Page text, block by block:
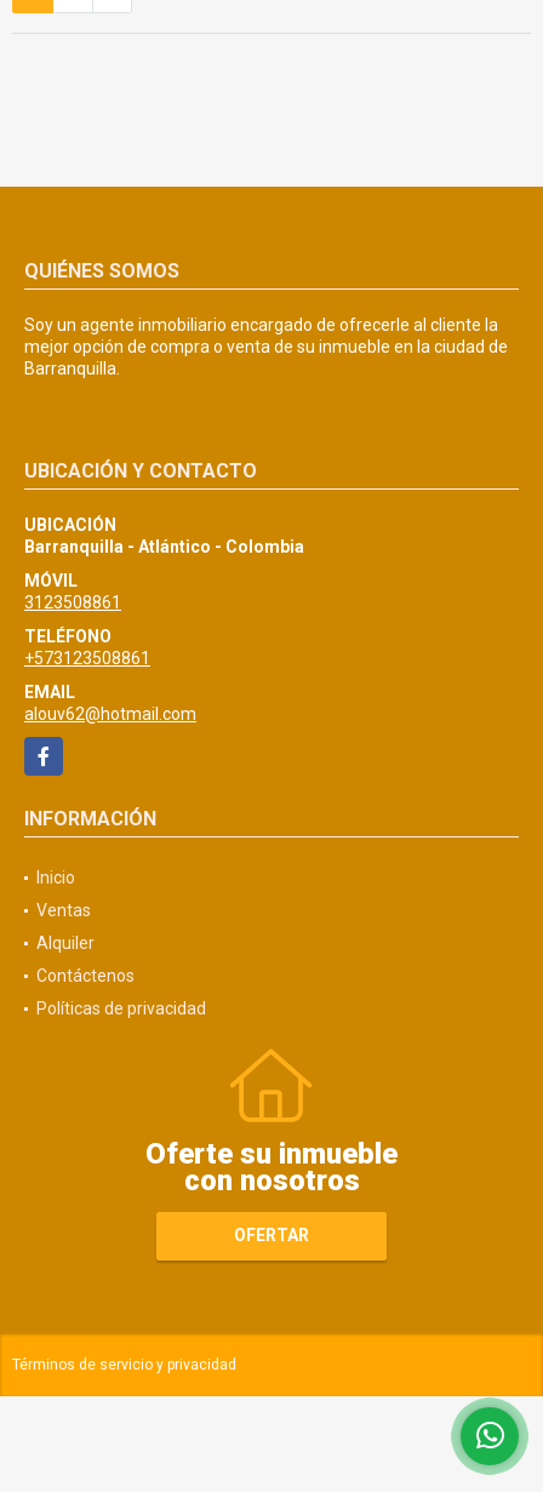
QUIÉNES SOMOS
Soy un agente inmobiliario encargado de ofrecerle al cliente la
mejor opción de compra o venta de su inmueble en la ciudad de
Barranquilla.
UBICACIÓN Y CONTACTO
UBICACIÓN
Barranquilla - Atlántico - Colombia
MÓVIL
3123508861
TELÉFONO
+573123508861
EMAIL
alouv62@hotmail.com
Facebook
INFORMACIÓN
Inicio
Ventas
Alquiler
Contáctenos
Políticas de privacidad
Oferte su inmueble
con nosotros
OFERTAR
Términos de servicio y privacidad